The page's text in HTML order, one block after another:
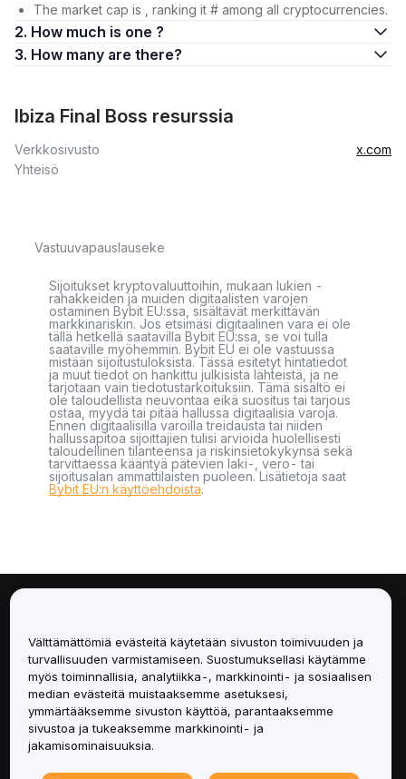
The market cap is , ranking it # among all cryptocurrencies.
2. How much is one ?
3. How many are there?
Ibiza Final Boss resurssia
Verkkosivusto
x.com
Yhteisö
Vastuuvapauslauseke
Sijoitukset kryptovaluuttoihin, mukaan lukien -
rahakkeiden ja muiden digitaalisten varojen
ostaminen Bybit EU:ssa, sisältävät merkittävän
markkinariskin. Jos etsimäsi digitaalinen vara ei ole
tällä hetkellä saatavilla Bybit EU:ssa, se voi tulla
saataville myöhemmin. Bybit EU ei ole vastuussa
mistään sijoitustuloksista. Tässä esitetyt hintatiedot
ja muut tiedot on hankittu julkisista lähteistä, ja ne
tarjotaan vain tiedotustarkoituksiin. Tämä sisältö ei
ole taloudellista neuvontaa eikä suositus tai tarjous
ostaa, myydä tai pitää hallussa digitaalisia varoja.
Ennen digitaalisilla varoilla treidausta tai niiden
hallussapitoa sijoittajien tulisi arvioida huolellisesti
taloudellinen tilanteensa ja riskinsietokykynsä sekä
tarvittaessa kääntyä pätevien laki-, vero- tai
sijoitusalan ammattilaisten puoleen. Lisätietoja saat
Bybit EU:n käyttöehdoista.
Palvelut
Tuki
Tuotteet
Välttämättömiä evästeitä käytetään sivuston toimivuuden ja
turvallisuuden varmistamiseen. Suostumuksellasi käytämme
myös toiminnallisia, analytiikka-, markkinointi- ja sosiaalisen
median evästeitä muistaaksemme asetuksesi,
ymmärtääksemme sivuston käyttöä, parantaaksemme
sivustoa ja tukeaksemme markkinointi- ja
jakamisominaisuuksia.